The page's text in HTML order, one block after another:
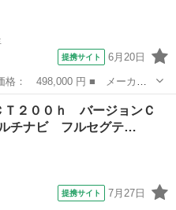
提携サイト 6月20日
レード名： ＣＴ２００
ＴＶ クリアランスソナ
Ｔ２００ｈ バージョンＣ
チナビ フルセグテ…
提携サイト 7月27日